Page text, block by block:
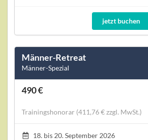
jetzt buchen
Männer-Retreat
Männer-Spezial
490 €
Trainingshonorar (411,76 € zzgl. MwSt.)
18. bis 20. September 2026